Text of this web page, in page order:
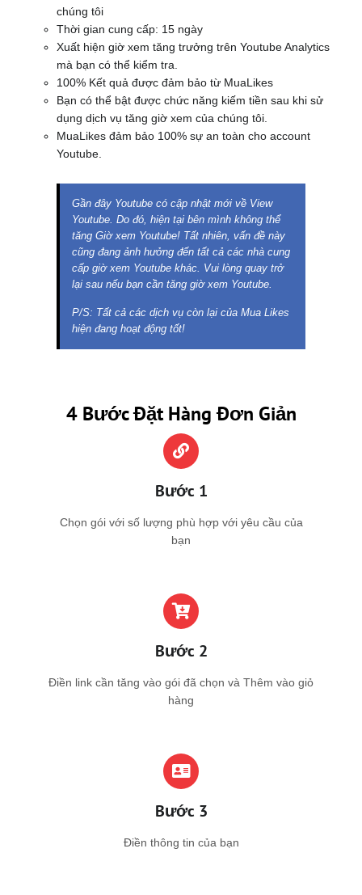
chúng tôi
Thời gian cung cấp: 15 ngày
Xuất hiện giờ xem tăng trưởng trên Youtube Analytics
mà bạn có thể kiểm tra.
100% Kết quả được đảm bảo từ MuaLikes
Bạn có thể bật được chức năng kiếm tiền sau khi sử
dụng dịch vụ tăng giờ xem của chúng tôi.
MuaLikes đảm bảo 100% sự an toàn cho account
Youtube.
Gần đây Youtube có cập nhật mới về View
Youtube. Do đó, hiện tại bên mình không thể
tăng Giờ xem Youtube! Tất nhiên, vấn đề này
cũng đang ảnh hưởng đến tất cả các nhà cung
cấp giờ xem Youtube khác. Vui lòng quay trở
lại sau nếu bạn cần tăng giờ xem Youtube.
P/S: Tất cả các dịch vụ còn lại của Mua Likes
hiện đang hoạt động tốt!
4 Bước Đặt Hàng Đơn Giản
Bước 1
Chọn gói với số lượng phù hợp với yêu cầu của
bạn
Bước 2
Điền link cần tăng vào gói đã chọn và Thêm vào giỏ
hàng
Bước 3
Điền thông tin của bạn